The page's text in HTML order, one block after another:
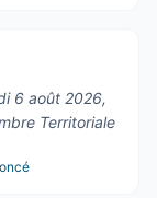
6 août 2026,
Territoriale